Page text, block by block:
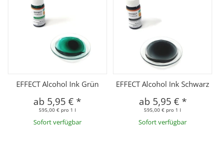
EFFECT Alcohol Ink Grün
ab 5,95 € *
595,00 € pro 1 l
Sofort verfügbar
EFFECT Alcohol Ink Schwarz
ab 5,95 € *
595,00 € pro 1 l
Sofort verfügbar